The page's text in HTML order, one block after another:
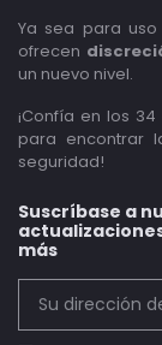
Ya sea para
ofrecen
un nuevo nivel.
¡Confía en los
para encontrar
seguridad!
Suscríbase a
más